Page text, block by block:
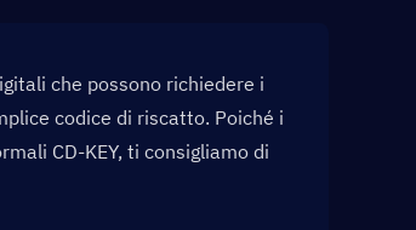
che possono richiedere i
codice di riscatto. Poiché i
CD-KEY, ti consigliamo di